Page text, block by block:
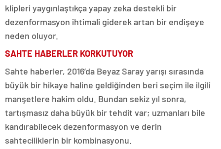
klipleri yaygınlaştıkça yapay zeka destekli bir
dezenformasyon ihtimali giderek artan bir endişeye
neden oluyor.
SAHTE HABERLER KORKUTUYOR
Sahte haberler, 2016’da Beyaz Saray yarışı sırasında
büyük bir hikaye haline geldiğinden beri seçim ile ilgili
manşetlere hakim oldu. Bundan sekiz yıl sonra,
tartışmasız daha büyük bir tehdit var; uzmanları bile
kandırabilecek dezenformasyon ve derin
sahteciliklerin bir kombinasyonu.